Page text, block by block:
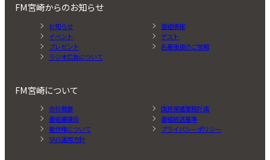
FM宮崎からのお知らせ
お知らせ
番組情報
イベント
ゲスト
プレゼント
名義後援のご依頼
ラジオ広告について
FM宮崎について
会社概要
国民保護業務計画
番組審議会
番組放送基準
著作権について
プライバシーポリシー
SNS運用方針